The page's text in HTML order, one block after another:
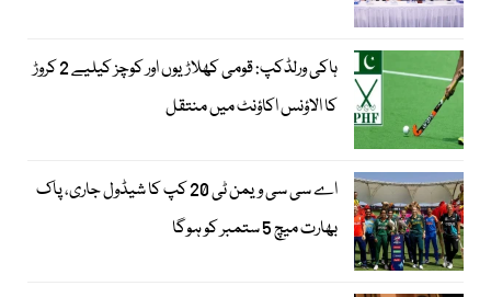
ہاکی ورلڈکپ: قومی کھلاڑیوں اور کوچز کیلیے 2 کروڑ
کا الاؤنس اکاؤنٹ میں منتقل
اے سی سی ویمن ٹی 20 کپ کا شیڈول جاری، پاک
بھارت میچ 5 ستمبر کو ہوگا